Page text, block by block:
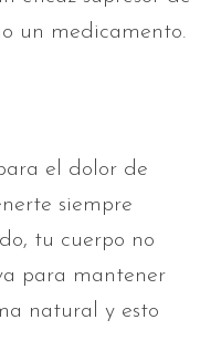
un medicamento.
el dolor de
siempre
tu cuerpo no
para mantener
natural y esto